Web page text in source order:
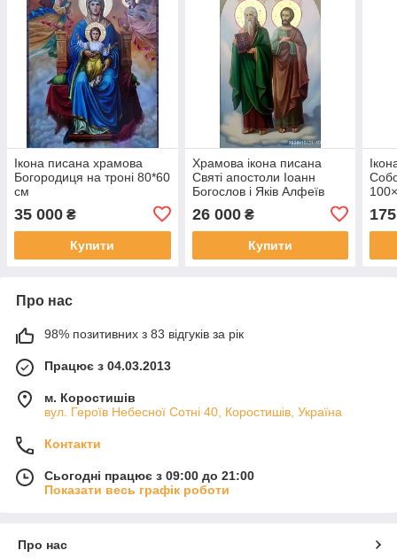
Ікона писана храмова
Богородиця на троні 80*60
см
35 000 ₴
Купити
Храмова ікона писана
Святі апостоли Іоанн
Богослов і Яків Алфеїв
26 000₴
Купити
175
Про нас
98% позитивних з 83 відгуків за рік
Працює з 04.03.2013
м. Коростишів
вул. Героїв Небесної Сотні 40, Коростишів, Україна
Контакти
Сьогодні працює з 09:00 до 21:00
Показати весь графік роботи
Про нас